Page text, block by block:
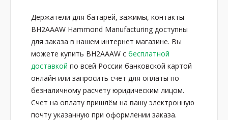
Держатели для батарей, зажимы, контакты
BH2AAAW Hammond Manufacturing доступны
для заказа в нашем интернет магазине. Вы
можете купить BH2AAAW с бесплатной
доставкой по всей России банковской картой
онлайн или запросить счет для оплаты по
безналичному расчету юридическим лицом.
Счет на оплату пришлём на вашу электронную
почту указанную при оформлении заказа.